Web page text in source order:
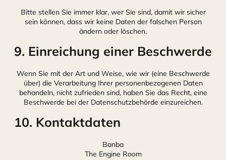
Bitte stellen Sie immer klar, wer Sie sind, damit wir sicher
sein können, dass wir keine Daten der falschen Person
ändern oder löschen.
9. Einreichung einer Beschwerde
Wenn Sie mit der Art und Weise, wie wir (eine Beschwerde
über) die Verarbeitung Ihrer personenbezogenen Daten
behandeln, nicht zufrieden sind, haben Sie das Recht, eine
Beschwerde bei der Datenschutzbehörde einzureichen.
10. Kontaktdaten
Banba
The Engine Room